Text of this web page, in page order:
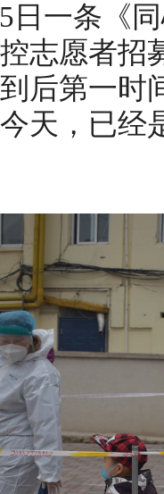
日一条《
志愿者招
后第一时
天，已经